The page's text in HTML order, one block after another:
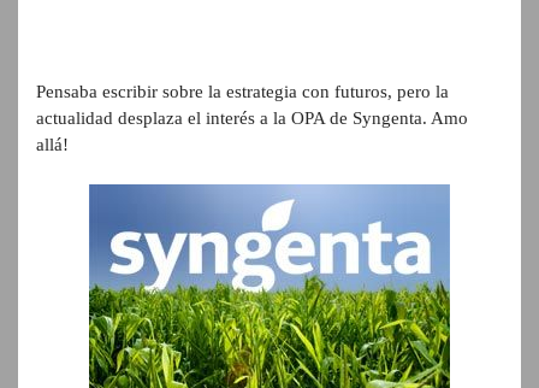
Pensaba escribir sobre la estrategia con futuros, pero la
actualidad desplaza el interés a la OPA de Syngenta. Amo
allá!